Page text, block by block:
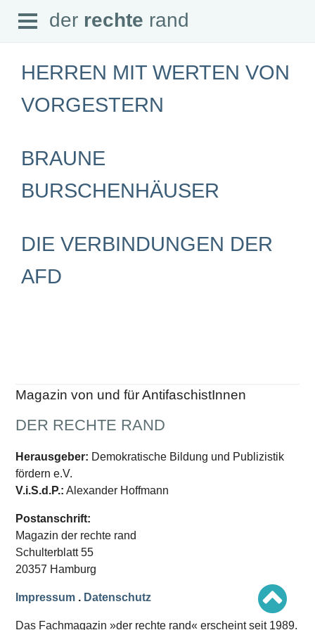
der rechte rand
Home
Suche
Magazin
Impressum
SCHWERPUNKTE
Ausgaben Übersicht
Ausgabe 220
Ausgabe 219
Ausgabe 218
Ausgabe 217
Open
Menu
der rechte rand
HERREN MIT WERTEN VON
VORGESTERN
BRAUNE
BURSCHENHÄUSER
DIE VERBINDUNGEN DER
AFD
Magazin von und für AntifaschistInnen
DER RECHTE RAND
Herausgeber: Demokratische Bildung und Publizistik
fördern e.V.
V.i.S.d.P.: Alexander Hoffmann
Postanschrift:
Magazin der rechte rand
Schulterblatt 55
20357 Hamburg
Impressum . Datenschutz
Das Fachmagazin »der rechte rand« erscheint seit 1989.